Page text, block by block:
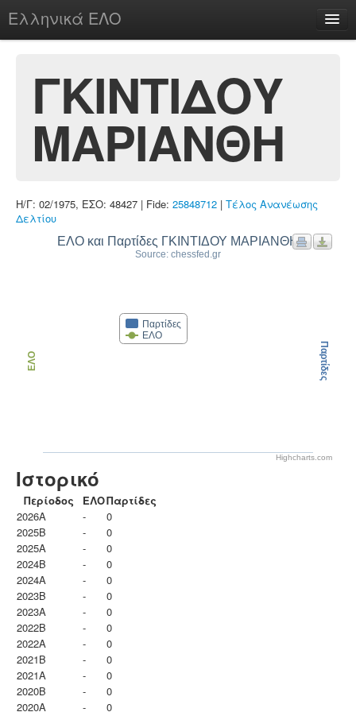
Ελληνικά ΕΛΟ
chesstu.be @ discord
Login
ΓΚΙΝΤΙΔΟΥ
ΜΑΡΙΑΝΘΗ
Η/Γ: 02/1975, ΕΣΟ: 48427 | Fide: 25848712 | Τέλος Ανανέωσης
Δελτίου
ΕΛΟ και Παρτίδες ΓΚΙΝΤΙΔΟΥ ΜΑΡΙΑΝΘΗ
Source: chessfed.gr
Παρτίδες
ΕΛΟ
ΕΛΟ Παρτίδες
Highcharts.com
Ιστορικό
Περίοδος ΕΛΟΠαρτίδες
2026A
-
0
2025B
-
0
2025A
-
0
2024B
-
0
2024A
-
0
2023B
-
0
2023Α
-
0
2022B
-
0
2022A
-
0
2021B
-
0
2021A
-
0
2020B
-
0
2020A
- 0